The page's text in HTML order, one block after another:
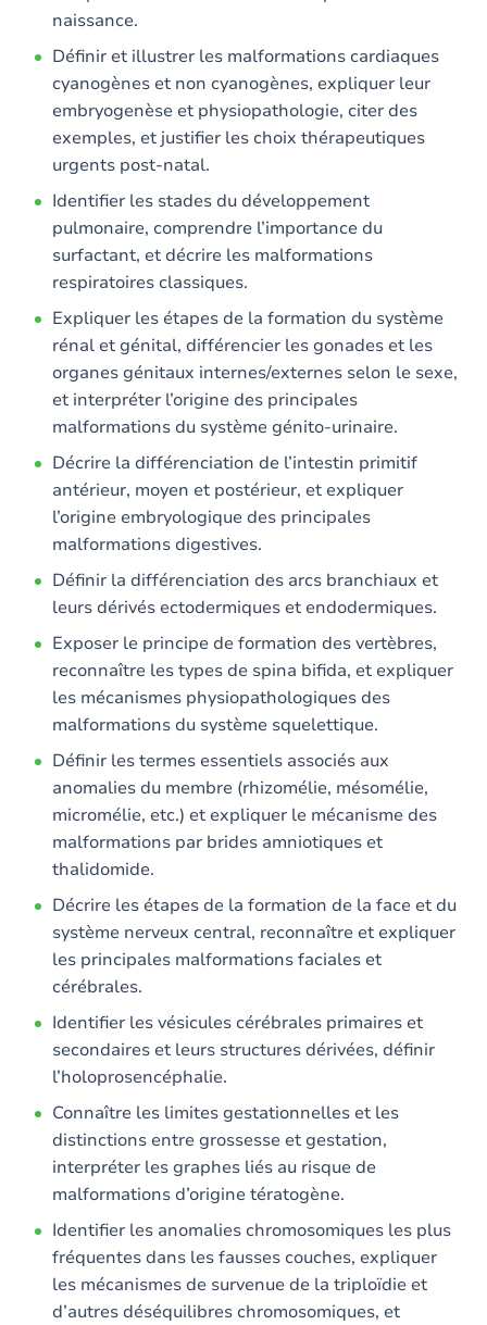
naissance.
Définir et illustrer les malformations cardiaques
cyanogènes et non cyanogènes, expliquer leur
embryogenèse et physiopathologie, citer des
exemples, et justifier les choix thérapeutiques
urgents post-natal.
Identifier les stades du développement
pulmonaire, comprendre l’importance du
surfactant, et décrire les malformations
respiratoires classiques.
Expliquer les étapes de la formation du système
rénal et génital, différencier les gonades et les
organes génitaux internes/externes selon le sexe,
et interpréter l’origine des principales
malformations du système génito-urinaire.
Décrire la différenciation de l’intestin primitif
antérieur, moyen et postérieur, et expliquer
l’origine embryologique des principales
malformations digestives.
Définir la différenciation des arcs branchiaux et
leurs dérivés ectodermiques et endodermiques.
Exposer le principe de formation des vertèbres,
reconnaître les types de spina bifida, et expliquer
les mécanismes physiopathologiques des
malformations du système squelettique.
Définir les termes essentiels associés aux
anomalies du membre (rhizomélie, mésomélie,
micromélie, etc.) et expliquer le mécanisme des
malformations par brides amniotiques et
thalidomide.
Décrire les étapes de la formation de la face et du
système nerveux central, reconnaître et expliquer
les principales malformations faciales et
cérébrales.
Identifier les vésicules cérébrales primaires et
secondaires et leurs structures dérivées, définir
l’holoprosencéphalie.
Connaître les limites gestationnelles et les
distinctions entre grossesse et gestation,
interpréter les graphes liés au risque de
malformations d’origine tératogène.
Identifier les anomalies chromosomiques les plus
fréquentes dans les fausses couches, expliquer
les mécanismes de survenue de la triploïdie et
d’autres déséquilibres chromosomiques, et